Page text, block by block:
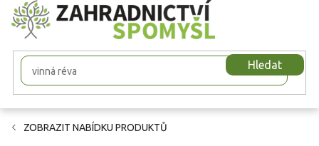
Přejít
na
obsah
Hledat
ZOBRAZIT NABÍDKU PRODUKTŮ